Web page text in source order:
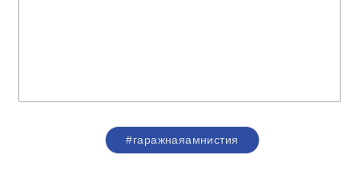
#гаражнаяамнистия